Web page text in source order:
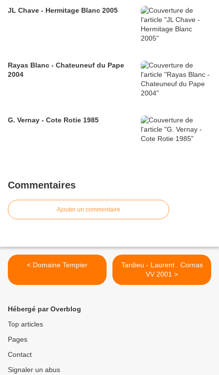
JL Chave - Hermitage Blanc 2005
Rayas Blanc - Chateuneuf du Pape
2004
G. Vernay - Cote Rotie 1985
Commentaires
Ajouter un commentaire
< Domaine Tempier
Tardieu - Laurent . Cornas
VV 2001 >
Hébergé par Overblog
Top articles
Pages
Contact
Signaler un abus